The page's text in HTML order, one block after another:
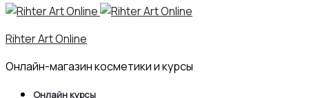
Rihter Art Online
Онлайн-магазин косметики и курсы
Онлайн курсы